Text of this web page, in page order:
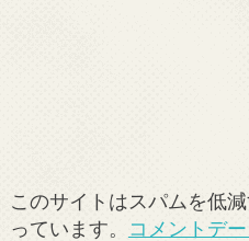
このサイトはスパムを低
っています。 コメントデ